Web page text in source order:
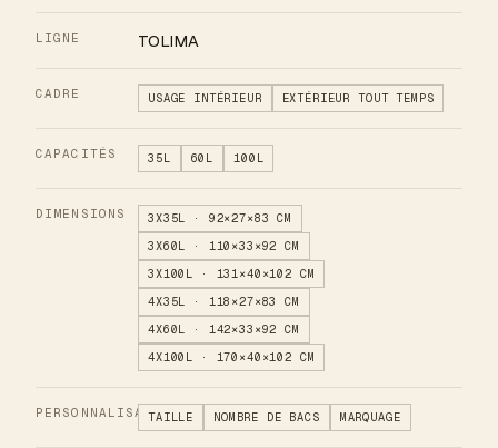
LIGNE TOLIMA
CADRE USAGE INTÉRIEUR EXTÉRIEUR TOUT TEMPS
CAPACITÉS 35L 60L 100L
DIMENSIONS
3X35L · 92×27×83 CM
3X60L · 110×33×92 CM
3X100L · 131×40×102 CM
4X35L · 118×27×83 CM
4X60L · 142×33×92 CM
4X100L · 170×40×102 CM
PERSONNALISATION
TAILLE NOMBRE DE BACS MARQUAGE